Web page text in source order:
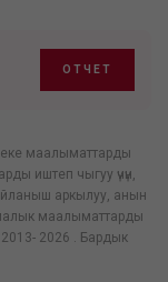
ОТЧЕТ
маалыматтарды
иштеп чыгуу үчүн,
аркылуу, анын
маалыматтарды
2026 . Бардык